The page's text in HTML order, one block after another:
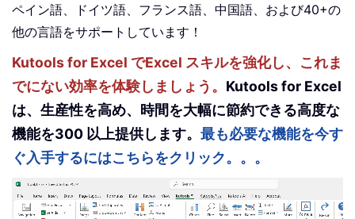
ペイン語、ドイツ語、フランス語、中国語、および40+の
他の言語をサポートしています！
Kutools for Excel でExcel スキルを強化し、これま
でにない効率を体験しましょう。 Kutools for Excel
は、生産性を高め、時間を大幅に節約できる高度な
機能を300 以上提供します。 最も必要な機能を今す
ぐ入手するにはこちらをクリック。。。